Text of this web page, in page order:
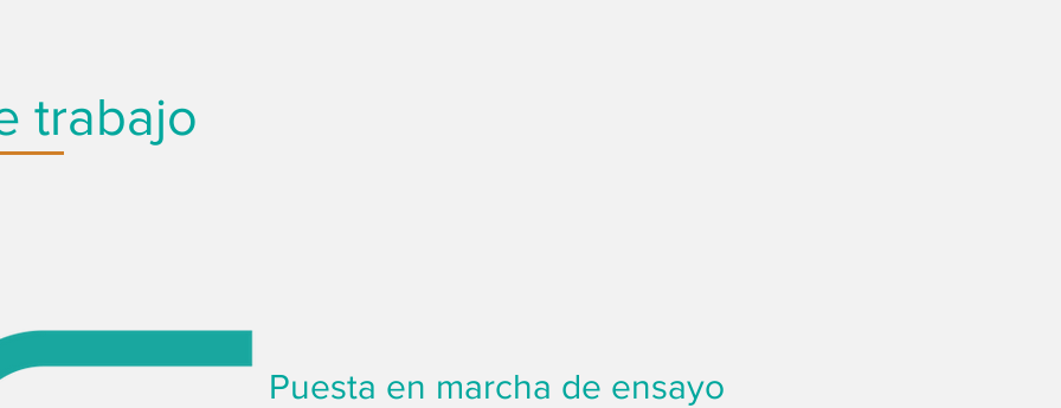
trabajo
Puesta en marcha de ensayo